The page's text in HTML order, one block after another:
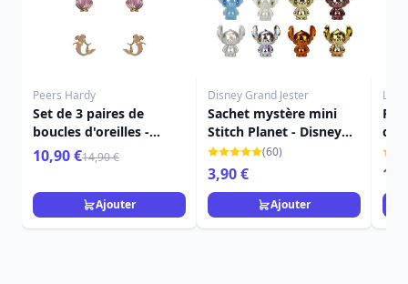
Peers Hardy
Set de 3 paires de
boucles d'oreilles -
Disney La Petite Sirène
10,90 €14,90 €
Ajouter
Disney Grand Jester
Sachet mystère mini
Stitch Planet - Disney
Stitch
(60)
3,90 €
Ajouter